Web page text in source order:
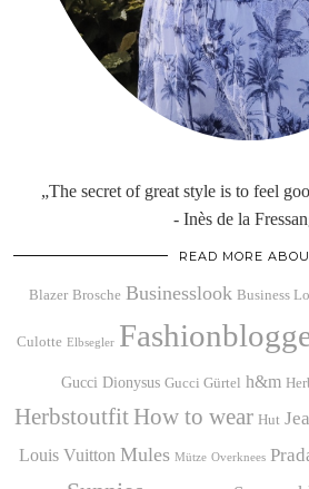
„The secret of great style is to feel
- Inès de la
READ MORE
Blazer Brosche Businesslook Business
Culotte Elbsegler
Gucci Dionysus Gucci Gürtel h&m
Herbstoutfit How to wear Hut
Louis Vuitton Mules Mütze Overknees